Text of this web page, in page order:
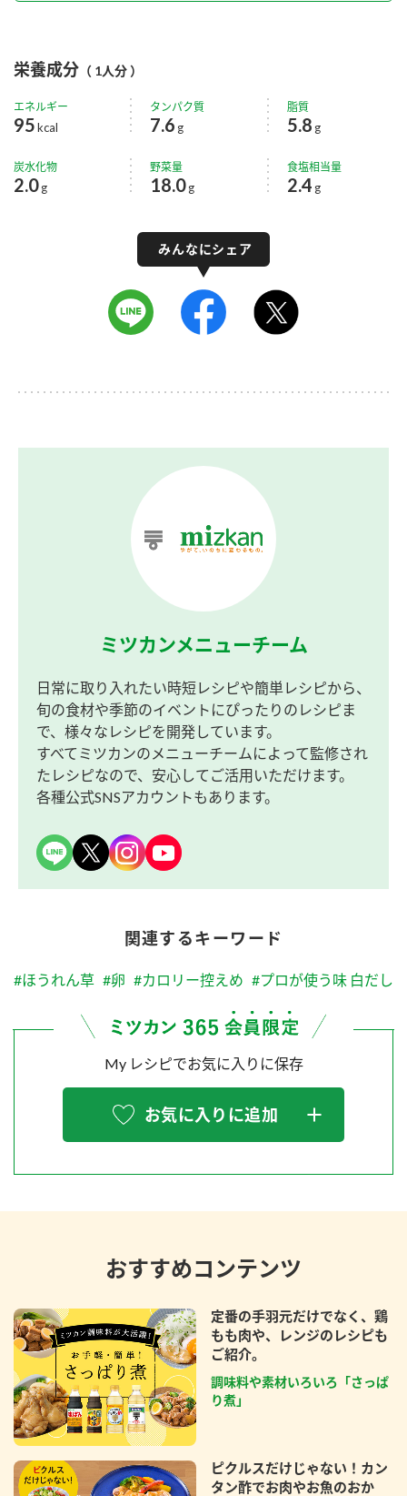
栄養成分 （ 1人分 ）
エネルギー
95kcal
タンパク質
7.6 g
脂質
5.8 g
炭水化物
2.0g
野菜量
18.0g
食塩相当量
2.4 g
ミツカンメニューチーム
日常に取り入れたい時短レシピや簡単レシピから、
旬の食材や季節のイベントにぴったりのレシピま
で、様々なレシピを開発しています。
すべてミツカンのメニューチームによって監修され
たレシピなので、安心してご活用いただけます。
各種公式SNSアカウントもあります。
関連するキーワード
#ほうれん草 #卵 #カロリー控えめ #プロが使う味 白だし
My レシピでお気に入りに保存
お気に入りに追加
おすすめコンテンツ
定番の手羽元だけでなく、鶏
もも肉や、レンジのレシピも
ご紹介。
調味料や素材いろいろ「さっぱ
り煮」
ピクルスだけじゃない！カン
タン酢でお肉やお魚のおか